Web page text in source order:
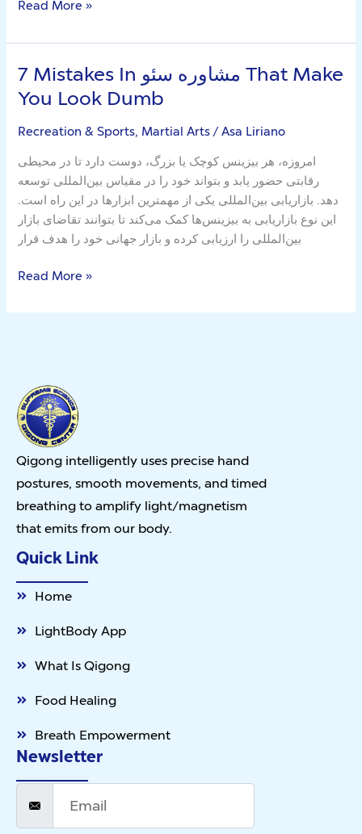
Read More »
7 Mistakes In مشاوره سئو That Make
You Look Dumb
Recreation & Sports, Martial Arts/Asa Liriano
امروزه، هر بیزینس کوچک یا بزرگ، دوست دارد تا در محیطی
رقابتی حضور یابد و بتواند خود را در مقیاس بین‌المللی توسعه
دهد. بازاریابی بین‌المللی یکی از مهمترین ابزارها در این راه است.
این نوع بازاریابی به بیزینس‌ها کمک می‌کند تا بتوانند تقاضای بازار
بین‌المللی را ارزیابی کرده و بازار جهانی خود را هدف قرار
7
Mistakes
In
مشاوره
That
Make
You
Look
Dumb
Read More »
Qigong intelligently uses precise hand
postures, smooth movements, and timed
breathing to amplify light/magnetism
that emits from our body.
Quick Link
Home
LightBody App
What Is Qigong
Food Healing
Breath Empowerment
Newsletter